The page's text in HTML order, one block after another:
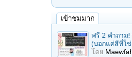
เข้าชมมาก
ฟรี 2 คำถาม
(บอกแค่สีที่ใช่
โดย